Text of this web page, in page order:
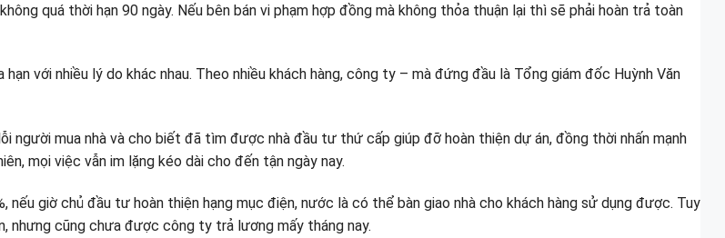
quá thời hạn 90 ngày. Nếu bên bán vi phạm hợp đồng mà không thỏa thuận lại thì sẽ phải hoàn trả toàn
với nhiều lý do khác nhau. Theo nhiều khách hàng, công ty – mà đứng đầu là Tổng giám đốc Huỳnh Văn
người mua nhà và cho biết đã tìm được nhà đầu tư thứ cấp giúp đỡ hoàn thiện dự án, đồng thời nhấn mạnh
mọi việc vẫn im lặng kéo dài cho đến tận ngày nay.
giờ chủ đầu tư hoàn thiện hạng mục điện, nước là có thể bàn giao nhà cho khách hàng sử dụng được. Tuy
nhưng cũng chưa được công ty trả lương mấy tháng nay.